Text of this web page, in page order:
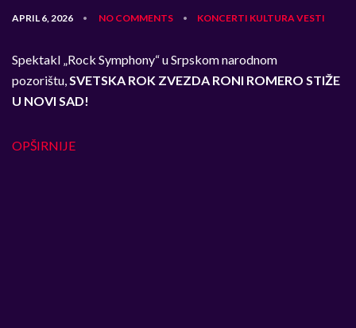
APRIL 6, 2026 • NO COMMENTS • KONCERTI KULTURAVESTI
Spektakl „Rock Symphony“ u Srpskom narodnom
pozorištu,SVETSKA ROK ZVEZDA RONI ROMERO STIŽE
U NOVI SAD!
OPŠIRNIJE